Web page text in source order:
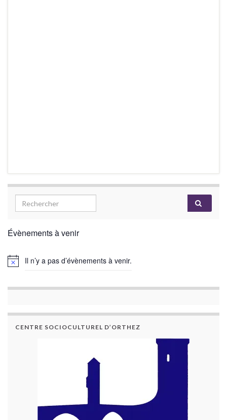
Évènements à venir
Il n’y a pas d’évènements à venir.
CENTRE SOCIOCULTUREL D’ORTHEZ